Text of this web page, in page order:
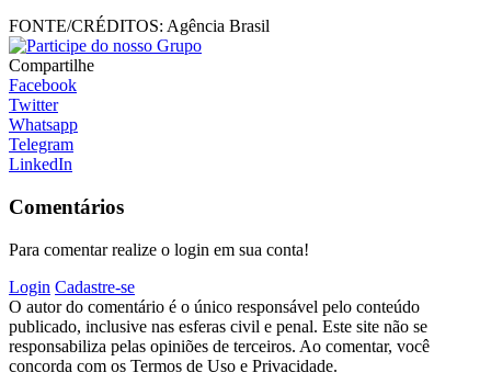
FONTE/CRÉDITOS: Agência Brasil
Compartilhe
Facebook
Twitter
Whatsapp
Telegram
LinkedIn
Comentários
Para comentar realize o login em sua conta!
Login Cadastre-se
O autor do comentário é o único responsável pelo conteúdo
publicado, inclusive nas esferas civil e penal. Este site não se
responsabiliza pelas opiniões de terceiros. Ao comentar, você
concorda com os Termos de Uso e Privacidade.